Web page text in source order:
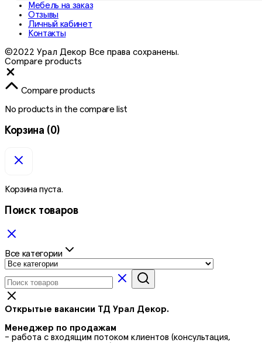
Мебель на заказ
Отзывы
Личный кабинет
Контакты
©2022 Урал Декор Все права сохранены.
Compare products
Compare products
No products in the compare list
Корзина (0)
Корзина пуста.
Поиск товаров
Все категории
Открытые вакансии ТД Урал Декор.
Менеджер по продажам
- работа с входящим потоком клиентов (консультация,